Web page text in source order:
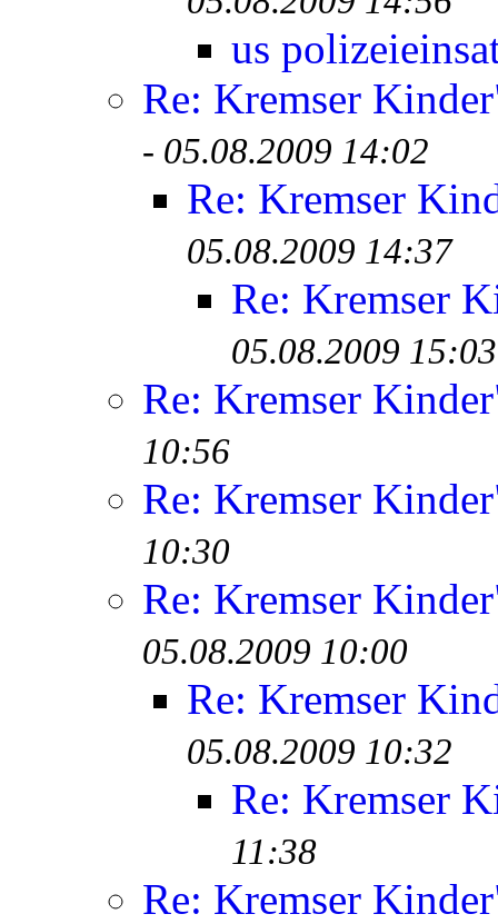
us
Re: Kremser
- 05.08.2009 14:02
Re: Kremser
05.08.2009 14:37
Re: Kremser
05.08.2009 15:03
Re: Kremser
10:56
Re: Kremser
10:30
Re: Kremser
05.08.2009 10:00
Re: Kremser
05.08.2009 10:32
Re: Kremser
11:38
Re: Kremser